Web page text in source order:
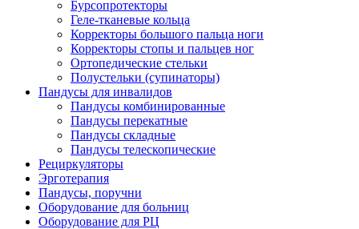
Бурсопротекторы
Геле-тканевые кольца
Корректоры большого пальца ноги
Корректоры стопы и пальцев ног
Ортопедические стельки
Полустельки (супинаторы)
Пандусы для инвалидов
Пандусы комбинированные
Пандусы перекатные
Пандусы складные
Пандусы телескопические
Рециркуляторы
Эрготерапия
Пандусы, поручни
Оборудование для больниц
Оборудование для РЦ